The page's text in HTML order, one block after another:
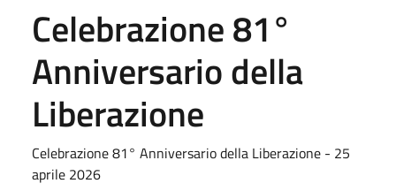
Celebrazione 81°
Anniversario della
Liberazione
Celebrazione 81° Anniversario della Liberazione - 25
aprile 2026